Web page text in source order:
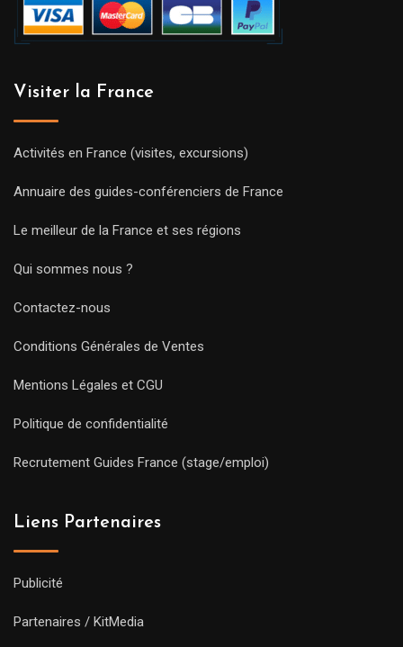
Visiter la France
Activités en France (visites, excursions)
Annuaire des guides-conférenciers de France
Le meilleur de la France et ses régions
Qui sommes nous ?
Contactez-nous
Conditions Générales de Ventes
Mentions Légales et CGU
Politique de confidentialité
Recrutement Guides France (stage/emploi)
Liens Partenaires
Publicité
Partenaires / KitMedia